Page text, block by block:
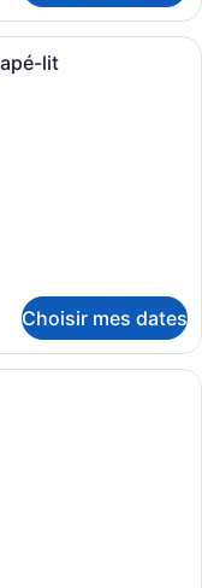
moderne avec des
lit
Choisir mes dates
d’hôtel avec un